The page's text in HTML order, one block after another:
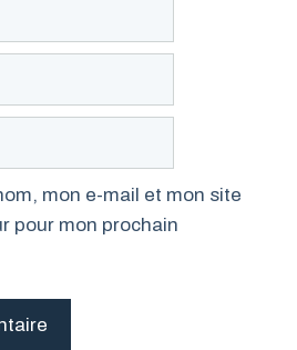
mon e-mail et mon site
pour mon prochain